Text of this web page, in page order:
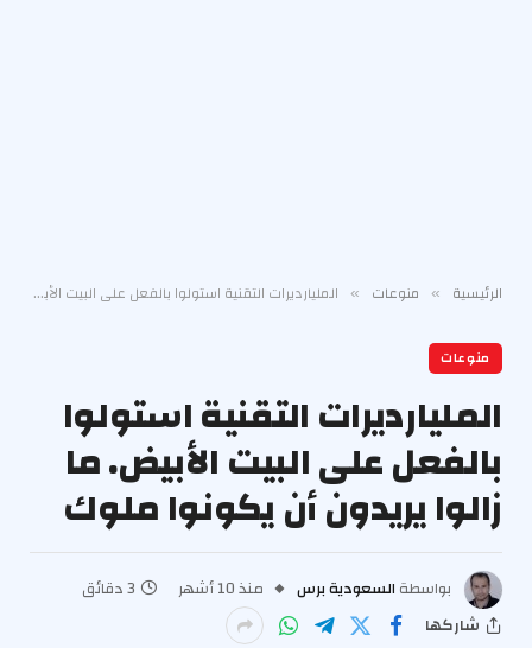
الرئيسية » منوعات » المليارديرات التقنية استولوا بالفعل على البيت الأبيض. ما زالوا يريدون أن يكونوا ملوك
منوعات
المليارديرات التقنية استولوا
بالفعل على البيت الأبيض. ما
زالوا يريدون أن يكونوا ملوك
بواسطة السعودية برس منذ 10 أشهر
3 دقائق
شاركها